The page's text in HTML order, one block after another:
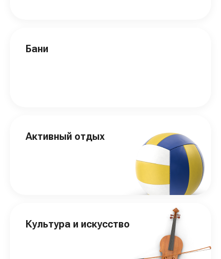
Бани
Активный отдых
Культура и искусство